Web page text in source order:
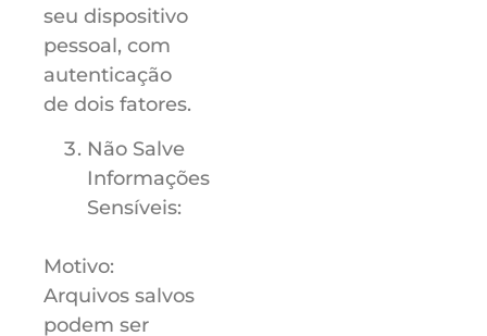
seu dispositivo
pessoal, com
autenticação
de dois fatores.
Não Salve
Informações
Sensíveis:
Motivo:
Arquivos salvos
podem ser